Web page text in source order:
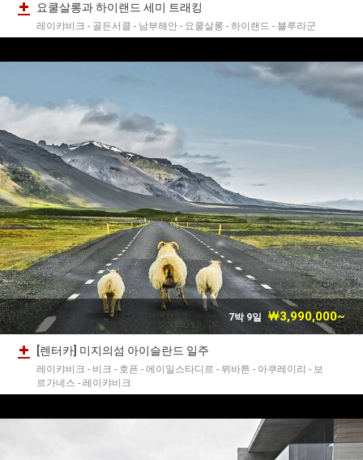
요쿨살롱과 하이랜드 세미 트래킹
레이캬비크 - 골든서클 - 남부해안 - 요쿨살롱 - 하이랜드 - 블루라군
7박 9일 ￦3,990,000~
[렌터카] 미지의섬 아이슬란드 일주
레이캬비크 - 비크 - 호픈 - 에이일스타디르 - 뮈바튼 - 아쿠레이리 - 보
르가네스 - 레이캬비크